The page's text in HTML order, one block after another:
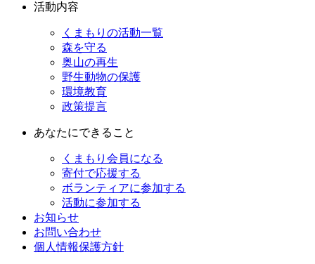
活動内容
くまもりの活動一覧
森を守る
奥山の再生
野生動物の保護
環境教育
政策提言
あなたにできること
くまもり会員になる
寄付で応援する
ボランティアに参加する
活動に参加する
お知らせ
お問い合わせ
個人情報保護方針